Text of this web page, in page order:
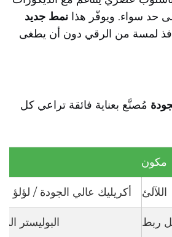
حد سواء. ويوفّر هذا نمط جديد
لمسة من الرقي دون أن يطغى
مُصنَّع بعناية فائقة تراعي كل
مكون
اللآلئ أكريليك عالي الجودة / لؤلؤ
ربط البوليستر